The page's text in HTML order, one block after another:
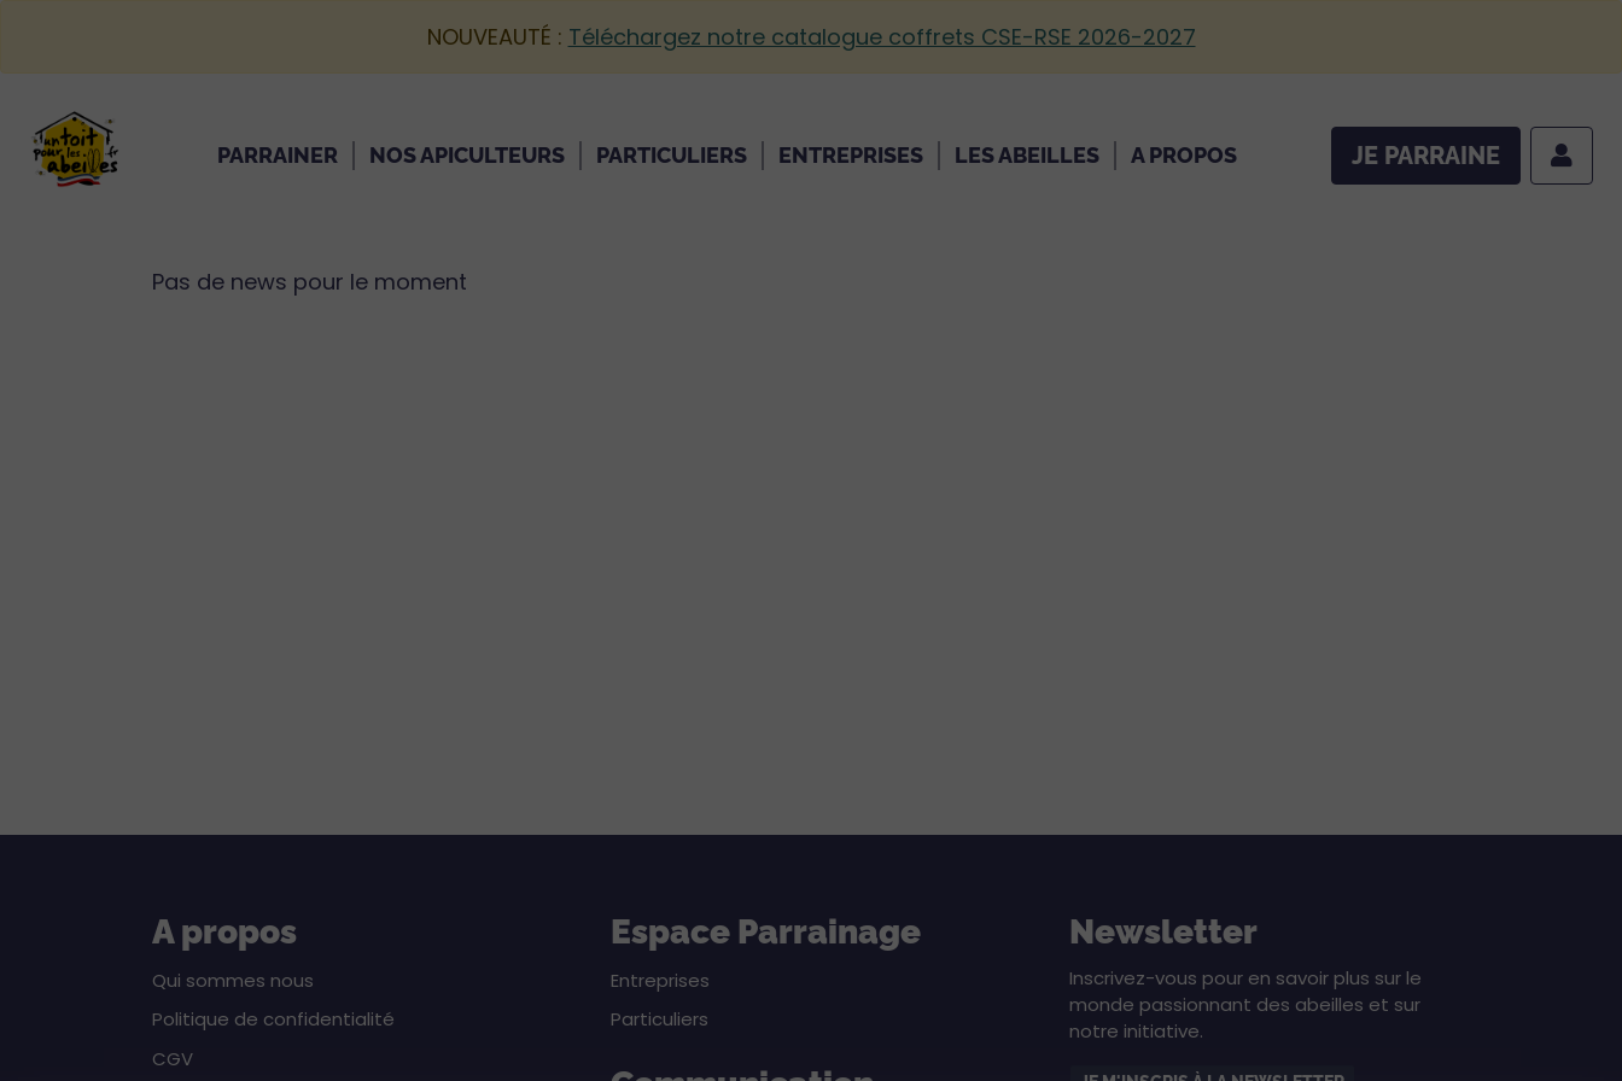
NOUVEAUTÉ : Téléchargez notre catalogue coffrets CSE-RSE 2026-2027
PARRAINER NOS APICULTEURS PARTICULIERS ENTREPRISES LES ABEILLES A PROPOS JE PARRAINE
Pas de news pour le moment
A propos
Qui sommes nous
Politique de confidentialité
CGV
Espace Parrainage
Entreprises
Particuliers
Newsletter
Inscrivez-vous pour en savoir plus sur le
monde passionnant des abeilles et sur
notre initiative.